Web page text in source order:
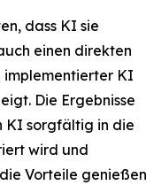
dass KI sie
einen direkten
implementierter KI
Die Ergebnisse
KI sorgfältig in die
wird und
Vorteile genießen